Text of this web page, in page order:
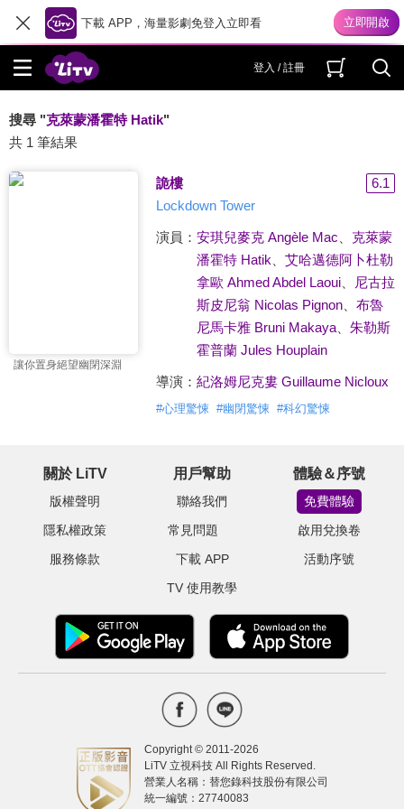
下載 APP，海量影劇免登入立即看
登入 / 註冊
搜尋 "克萊蒙潘霍特 Hatik"
共 1 筆結果
讓你置身絕望幽閉深淵
詭樓
6.1
Lockdown Tower
演員： 安琪兒麥克 Angèle Mac
克萊蒙
潘霍特 Hatik
艾哈邁德阿卜杜勒
拿歐 Ahmed Abdel Laoui、
尼古拉
斯皮尼翁 Nicolas Pignon、 布魯
尼馬卡雅 Bruni Makaya、 朱勒斯
霍普蘭 Jules Houplain
導演： 紀洛姆尼克婁 Guillaume Nicloux
#心理驚悚 #幽閉驚悚 #科幻驚悚
關於 LiTV
版權聲明
隱私權政策
服務條款
用戶幫助
聯絡我們
常見問題
下載 APP
TV 使用教學
體驗＆序號
免費體驗
啟用兌換卷
活動序號
Copyright © 2011-2026
LiTV 立視科技 All Rights Reserved.
營業人名稱：替您錄科技股份有限公司
統一編號：27740083